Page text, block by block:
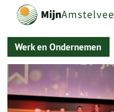
Werk en Ondernemen